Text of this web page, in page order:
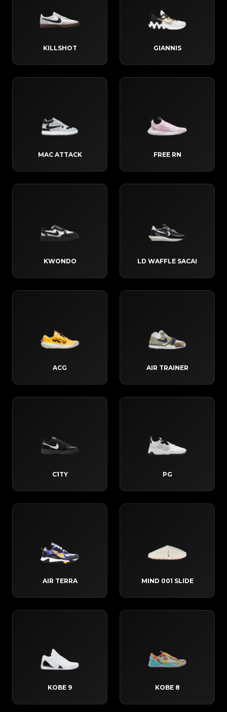
KILLSHOT GIANNIS
MAC ATTACK FREE RN
KWONDO LD WAFFLE SACAI
ACG AIR TRAINER
C1TY PG
AIR TERRA MIND 001 SLIDE
KOBE 9 KOBE 8